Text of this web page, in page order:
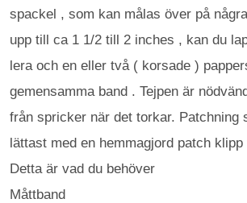
spackel , som kan målas över på
upp till ca 1 1/2 till 2 inches , kan du
lera och en eller två ( korsade )
gemensamma band . Tejpen är
från spricker när det torkar. Patchning
lättast med en hemmagjord patch
Detta är vad du behöver
Måttband